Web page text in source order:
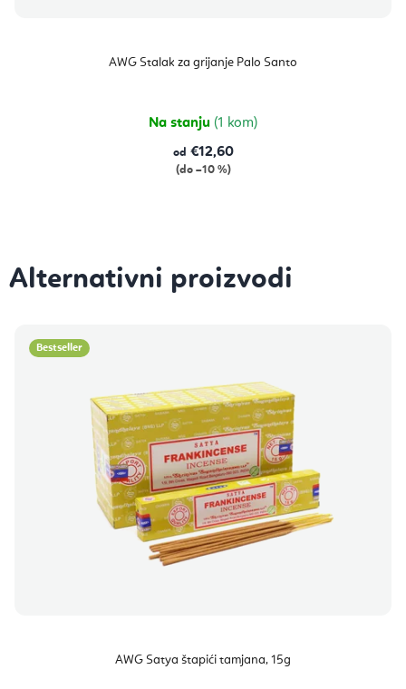
AWG Stalak za grijanje Palo Santo
Na stanju (1 kom)
od €12,60
(do –10 %)
Bestseller
AWG Satya štapići tamjana, 15g